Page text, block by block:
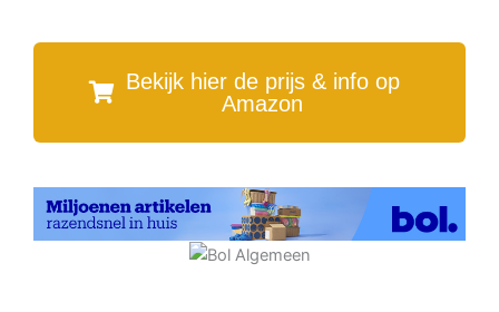
Bekijk hier de prijs & info op
Amazon